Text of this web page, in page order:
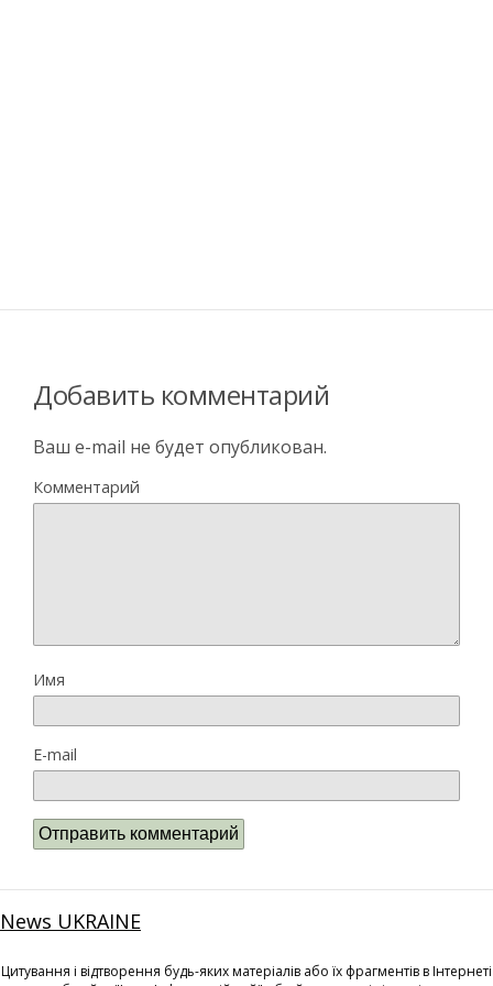
Добавить комментарий
Ваш e-mail не будет опубликован.
Комментарий
Имя
E-mail
News UKRAINE
Цитування і відтворення будь-яких матеріалів або їх фрагментів в Інтернеті